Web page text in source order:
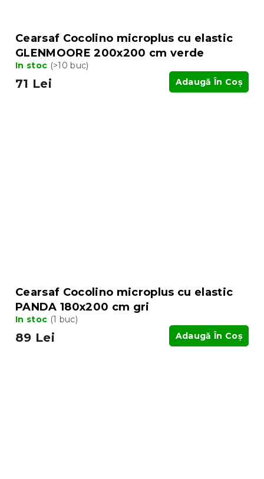
Cearsaf Cocolino microplus cu elastic
GLENMOORE 200x200 cm verde
In stoc (>10 buc)
71 Lei Adaugă În Coş
Cearsaf Cocolino microplus cu elastic
PANDA 180x200 cm gri
In stoc (1 buc)
89 Lei Adaugă În Coş